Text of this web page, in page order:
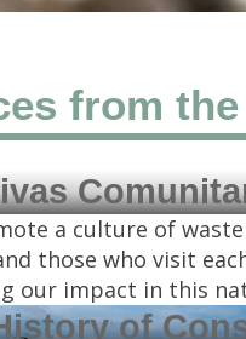
from
a culture of
those who visit
our impact in this
of